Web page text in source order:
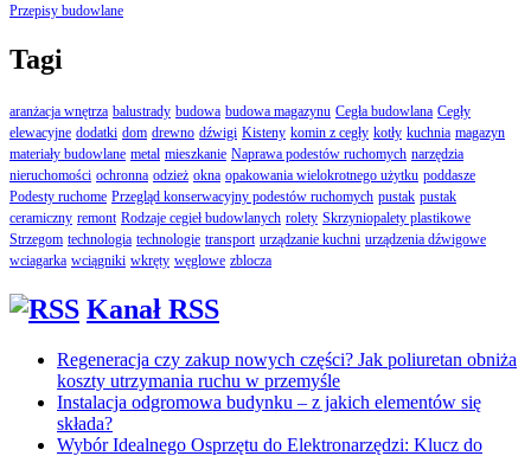
Przepisy budowlane
Tagi
aranżacja wnętrza balustrady budowa budowa magazynu Cegła budowlana Cegły
elewacyjne dodatki dom drewno dźwigi Kisteny komin z cegły kotły kuchnia magazyn
materiały budowlane metal mieszkanie Naprawa podestów ruchomych narzędzia
nieruchomości ochronna odzież okna opakowania wielokrotnego użytku poddasze
Podesty ruchome Przegląd konserwacyjny podestów ruchomych pustak pustak
ceramiczny remont Rodzaje cegieł budowlanych rolety Skrzyniopalety plastikowe
Strzegom technologia technologie transport urządzanie kuchni urządzenia dźwigowe
wciagarka wciągniki wkręty węglowe zblocza
Kanał RSS
Regeneracja czy zakup nowych części? Jak poliuretan obniża
koszty utrzymania ruchu w przemyśle
Instalacja odgromowa budynku – z jakich elementów się
składa?
Wybór Idealnego Osprzętu do Elektronarzędzi: Klucz do